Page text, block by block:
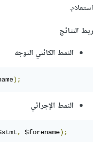
استعلام.
ربط النتائج
النمط الكائني التوجه
);
النمط الإجرائي
, $forename);